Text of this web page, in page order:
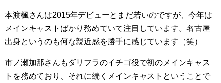
本渡楓さんは2015年デビューとまだ若いのですが、今年は
メインキャストばかり務めていて注目しています。名古屋
出身というのも何な親近感を勝手に感じています（笑）
市ノ瀬加那さんもダリフラのイチゴ役で初のメインキャス
トを務めており、それに続くメインキャストということで